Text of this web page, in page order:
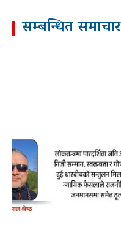
सम्बन्धित समाचार